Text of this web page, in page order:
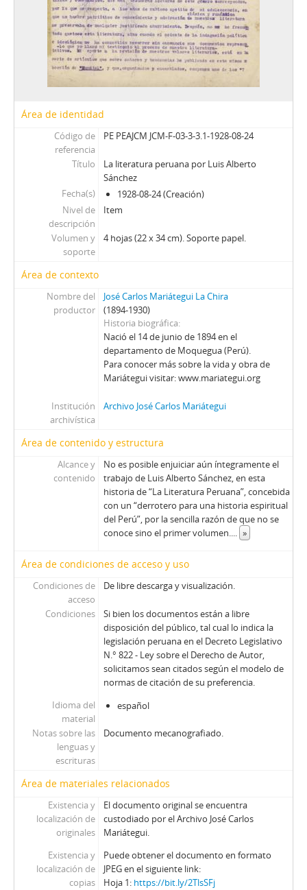
Área de identidad
Código de
referencia
PE PEAJCM JCM-F-03-3-3.1-1928-08-24
Título
La literatura peruana por Luis Alberto
Sánchez
Fecha(s)
1928-08-24 (Creación)
Nivel de
descripción
Item
Volumen y
soporte
4 hojas (22 x 34 cm). Soporte papel.
Área de contexto
Nombre del
productor
José Carlos Mariátegui La Chira
(1894-1930)
Historia biográfica
Nació el 14 de junio de 1894 en el
departamento de Moquegua (Perú).
Para conocer más sobre la vida y obra de
Mariátegui visitar: www.mariategui.org
Institución
archivística
Archivo José Carlos Mariátegui
Área de contenido y estructura
Alcance y
contenido
No es posible enjuiciar aún íntegramente el
trabajo de Luis Alberto Sánchez, en esta
historia de “La Literatura Peruana”, concebida
con un “derrotero para una historia espiritual
del Perú”, por la sencilla razón de que no se
conoce sino el primer volumen.... »
Área de condiciones de acceso y uso
Condiciones de
acceso
De libre descarga y visualización.
Condiciones
Si bien los documentos están a libre
disposición del público, tal cual lo indica la
legislación peruana en el Decreto Legislativo
N.° 822 - Ley sobre el Derecho de Autor,
solicitamos sean citados según el modelo de
normas de citación de su preferencia.
Idioma del
material
español
Notas sobre las
lenguas y
escrituras
Documento mecanografiado.
Área de materiales relacionados
Existencia y
localización de
originales
El documento original se encuentra
custodiado por el Archivo José Carlos
Mariátegui.
Existencia y
localización de
copias
Puede obtener el documento en formato
JPEG en el siguiente link:
Hoja 1: https://bit.ly/2TlsSFj